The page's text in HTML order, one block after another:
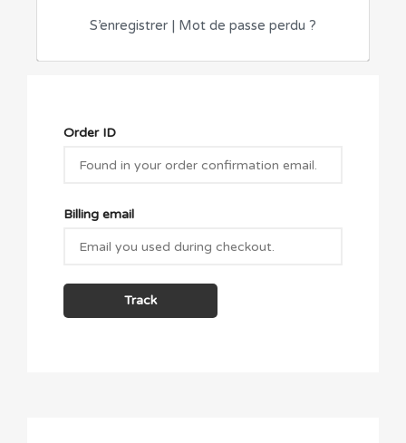
S’enregistrer Mot de passe perdu ?
Order ID
Billing email
Track